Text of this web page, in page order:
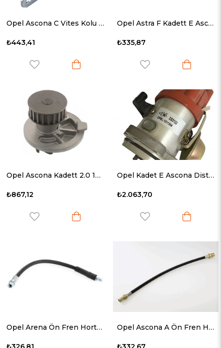
Opel Ascona C Vites Kolu 1981-2014 758405
₺443,41
Opel Astra F Kadett E Ascona C Radyatör Hortumu 1986- 1336268
₺335,87
Opel Ascona Kadett 2.0 1983 - Devirdaim 1334013
₺867,12
Opel Kadet E Ascona Distribütör 1981-1996 1211376
₺2.063,70
Opel Arena Ön Fren Hortumu 1997- 9120710 Opel Ascona A Ön Fren Hortumu 1970- 562444